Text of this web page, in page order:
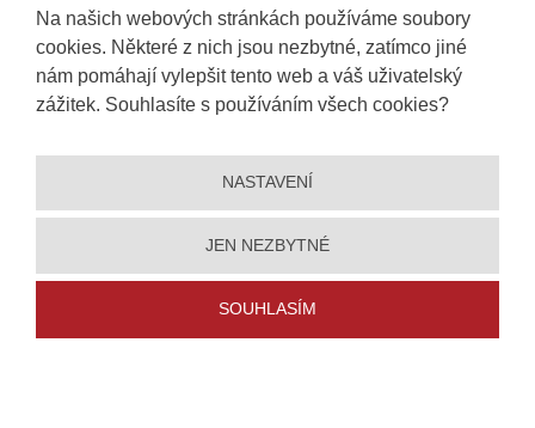
Na našich webových stránkách používáme soubory
cookies. Některé z nich jsou nezbytné, zatímco jiné
nám pomáhají vylepšit tento web a váš uživatelský
zážitek. Souhlasíte s používáním všech cookies?
NASTAVENÍ
JEN NEZBYTNÉ
SOUHLASÍM
Obecné informace
© 2026, VT DATA, a.s.
Ochrana osobních údajů
Nastavení cookies